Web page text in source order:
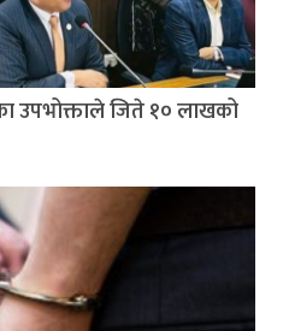
उपभोक्ताले जिते १० लाखको